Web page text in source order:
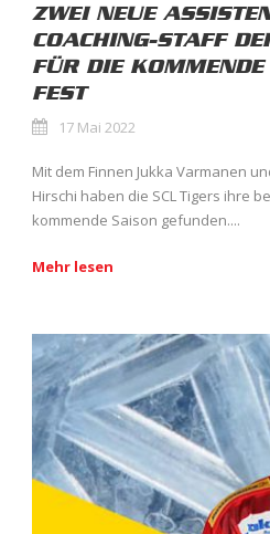
ZWEI NEUE
COACHING-STAFF
FÜR DIE
FEST
17 Mai 2022
Mit dem Finnen Jukka Varmanen
Hirschi haben die SCL Tigers ihre
kommende Saison gefunden....
Mehr lesen